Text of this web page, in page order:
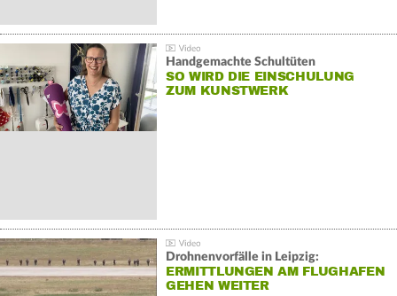
Handgemachte Schultüten
SO WIRD DIE EINSCHULUNG
ZUM KUNSTWERK
Drohnenvorfälle in Leipzig:
ERMITTLUNGEN AM FLUGHAFEN
GEHEN WEITER